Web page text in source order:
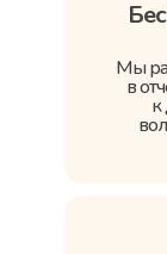
Мы
в
к